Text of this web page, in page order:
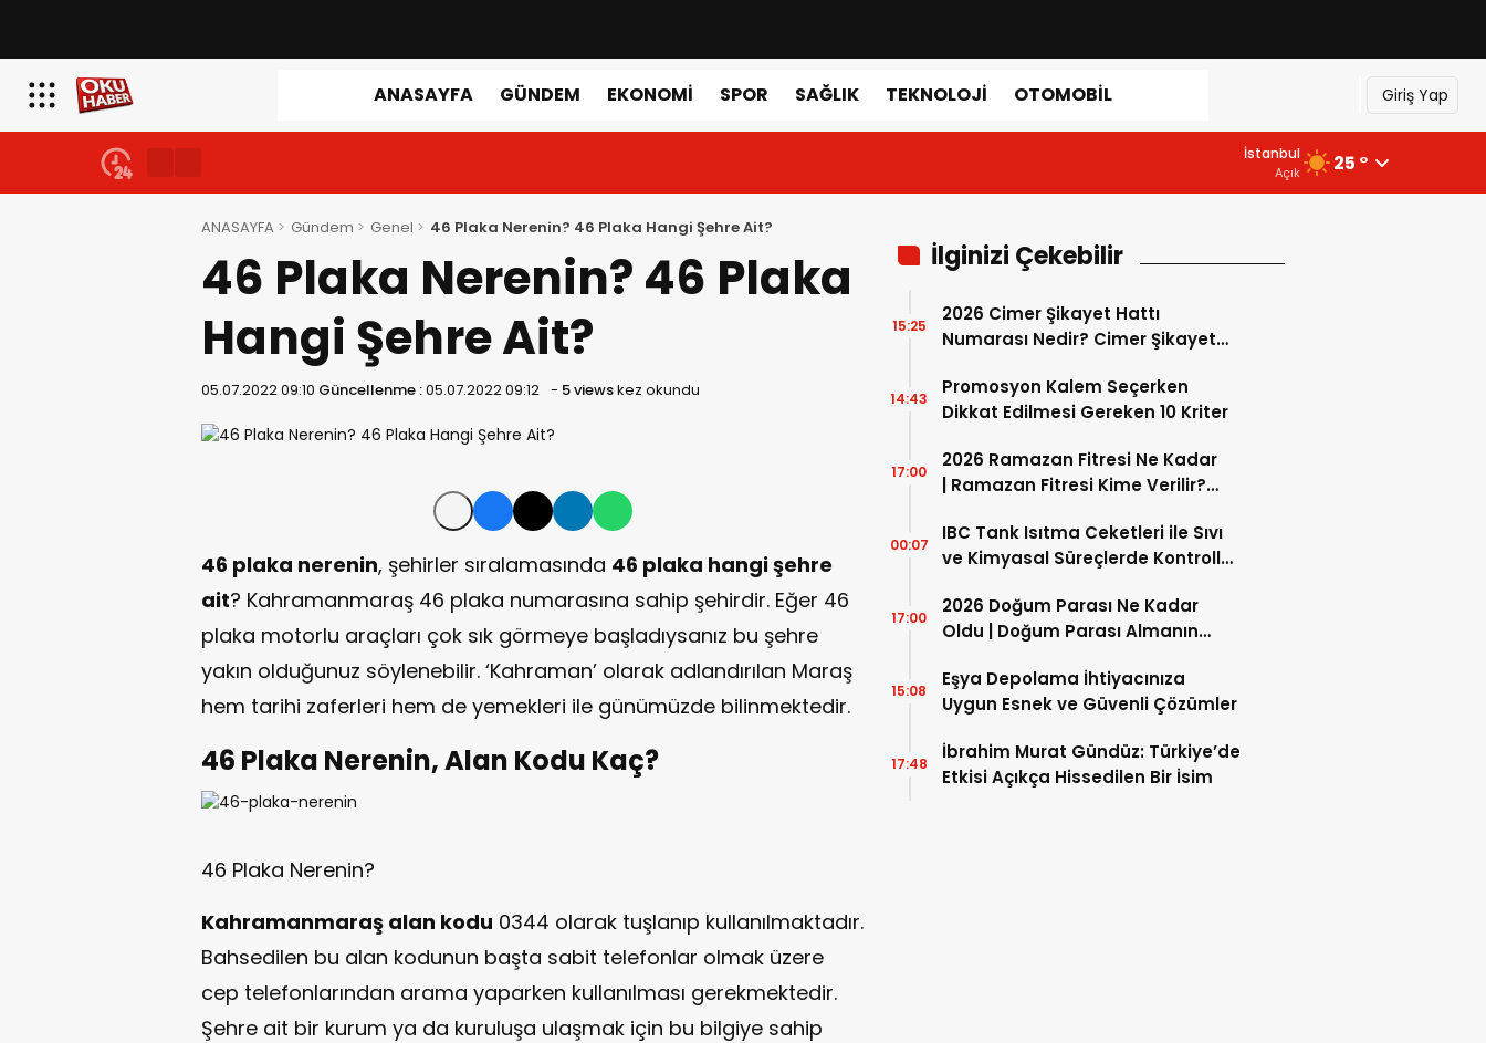
ANASAYFA GÜNDEM EKONOMI SPOR SAĞLIK TEKNOLOJI OTOMOBIL Giriş Yap
İstanbul
Açık 25 °
ANASAYFA Gündem Genel 46 Plaka Nerenin? 46 Plaka Hangi Şehre Ait?
46 Plaka Nerenin? 46 Plaka
Hangi Şehre Ait?
05.07.2022 09:10 Güncellenme :05.07.2022 09:12 - 5 viewskez okundu
46 plaka nerenin, şehirler sıralamasında 46 plaka hangi şehre
ait? Kahramanmaraş 46 plaka numarasına sahip şehirdir. Eğer 46
plaka motorlu araçları çok sık görmeye başladıysanız bu şehre
yakın olduğunuz söylenebilir. ‘Kahraman’ olarak adlandırılan Maraş
hem tarihi zaferleri hem de yemekleri ile günümüzde bilinmektedir.
46 Plaka Nerenin, Alan Kodu Kaç?
46 Plaka Nerenin?
Kahramanmaraş alan kodu 0344 olarak tuşlanıp kullanılmaktadır.
Bahsedilen bu alan kodunun başta sabit telefonlar olmak üzere
cep telefonlarından arama yaparken kullanılması gerekmektedir.
Şehre ait bir kurum ya da kuruluşa ulaşmak için bu bilgiye sahip
İlginizi Çekebilir
2026 Cimer Şikayet Hattı
Numarası Nedir? Cimer Şikayet
15:25
Promosyon Kalem Seçerken
Dikkat Edilmesi Gereken 10 Kriter
14:43
2026 Ramazan Fitresi Ne Kadar
| Ramazan Fitresi Kime Verilir?
Önce Verilir mi?
17:00
IBC Tank Isıtma Ceketleri ile Sıvı
ve Kimyasal Süreçlerde Kontrollü
00:07
2026 Doğum Parası Ne Kadar
Oldu | Doğum Parası Almanın
17:00
Eşya Depolama İhtiyacınıza
Uygun Esnek ve Güvenli Çözümler
15:08
İbrahim Murat Gündüz: Türkiye’de
Etkisi Açıkça Hissedilen Bir İsim
17:48